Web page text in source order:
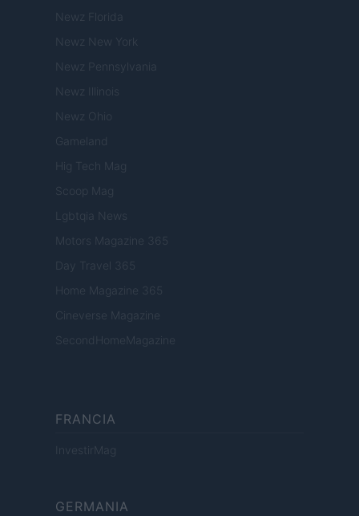
Newz Florida
Newz New York
Newz Pennsylvania
Newz Illinois
Newz Ohio
Gameland
Hig Tech Mag
Scoop Mag
Lgbtqia News
Motors Magazine 365
Day Travel 365
Home Magazine 365
Cineverse Magazine
SecondHomeMagazine
FRANCIA
InvestirMag
GERMANIA